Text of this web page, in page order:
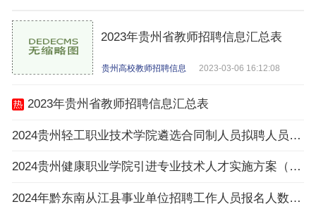
2023年贵州省教师招聘信息汇总表
贵州高校教师招聘信息 2023-03-06 16:12:08
2023年贵州省教师招聘信息汇总表
2024贵州轻工职业技术学院遴选合同制人员拟聘人员公示
2024贵州健康职业学院引进专业技术人才实施方案（16名|3.25-3.27报名）
2024年黔东南从江县事业单位招聘工作人员报名人数与招聘岗位计划人数达不到3：1比例岗位（